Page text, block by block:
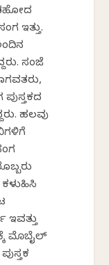
ಇತ್ತು.
ಸಂಜೆ
ಪುಸ್ತಕದ
ಹಲವು
ಮೊಬೈಲ್